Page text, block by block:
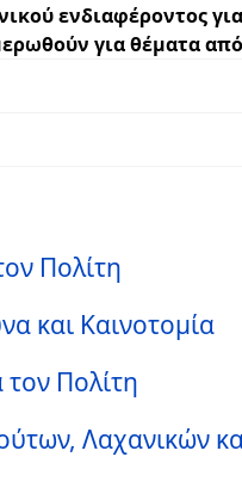
ενδιαφέροντος
για θέματα
Πολίτη
και Καινοτομία
Πολίτη
Λαχανικών